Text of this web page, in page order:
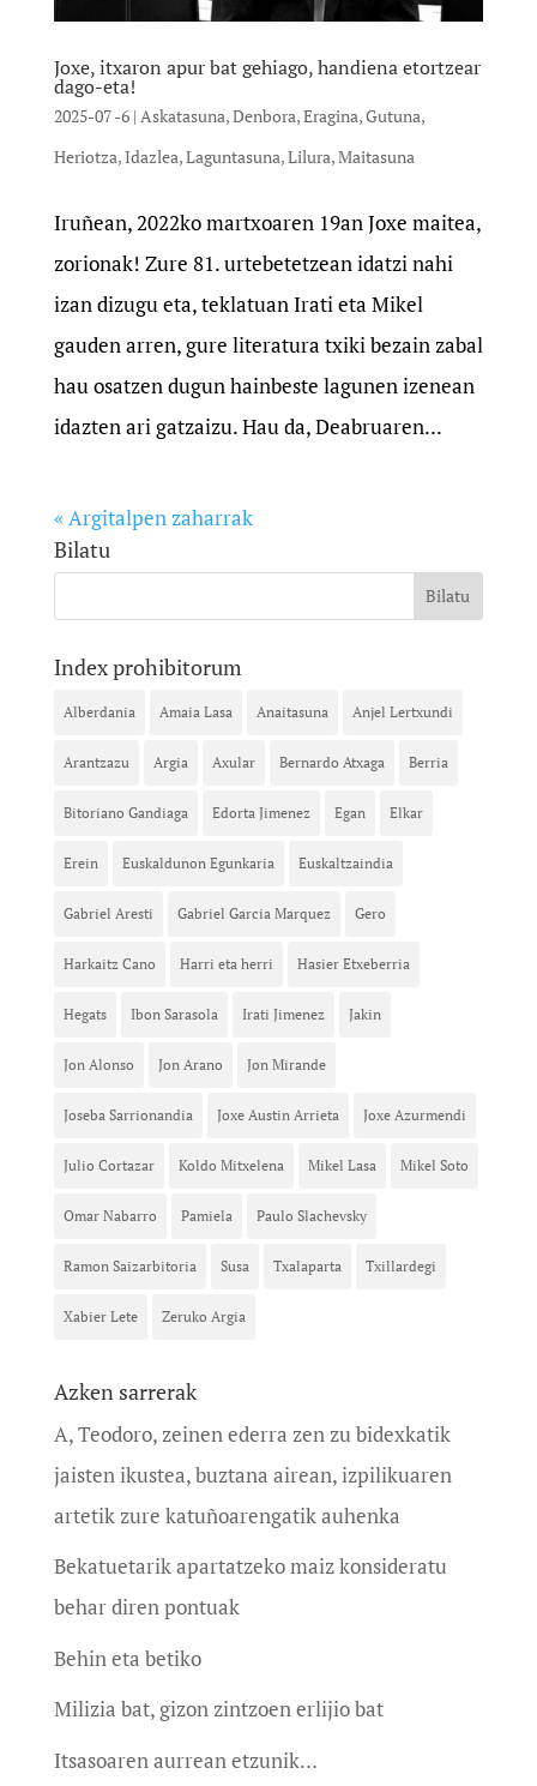
Joxe, itxaron apur bat gehiago, handiena etortzear
dago-eta!
2025-07 -6| Askatasuna,Denbora,Eragina,Gutuna,
Heriotza,Idazlea,Laguntasuna,Lilura,Maitasuna
Iruñean, 2022ko martxoaren 19an Joxe maitea,
zorionak! Zure 81. urtebetetzean idatzi nahi
izan dizugu eta, teklatuan Irati eta Mikel
gauden arren, gure literatura txiki bezain zabal
hau osatzen dugun hainbeste lagunen izenean
idazten ari gatzaizu. Hau da, Deabruaren...
« Argitalpen zaharrak
Bilatu
Index prohibitorum
Alberdania Amaia Lasa Anaitasuna Anjel Lertxundi
Arantzazu Argia Axular Bernardo Atxaga Berria
Bitoriano Gandiaga Edorta Jimenez Egan Elkar
Erein Euskaldunon Egunkaria Euskaltzaindia
Gabriel Aresti Gabriel Garcia Marquez Gero
Harkaitz Cano Harri eta herri Hasier Etxeberria
Hegats Ibon Sarasola Irati Jimenez Jakin
Jon Alonso Jon Arano Jon Mirande
Joseba Sarrionandia Joxe Austin Arrieta Joxe Azurmendi
Julio Cortazar Koldo Mitxelena Mikel Lasa Mikel Soto
Omar Nabarro Pamiela Paulo Slachevsky
Ramon Saizarbitoria Susa Txalaparta Txillardegi
Xabier Lete Zeruko Argia
Azken sarrerak
A, Teodoro, zeinen ederra zen zu bidexkatik
jaisten ikustea, buztana airean, izpilikuaren
artetik zure katuñoarengatik auhenka
Bekatuetarik apartatzeko maiz konsideratu
behar diren pontuak
Behin eta betiko
Milizia bat, gizon zintzoen erlijio bat
Itsasoaren aurrean etzunik…